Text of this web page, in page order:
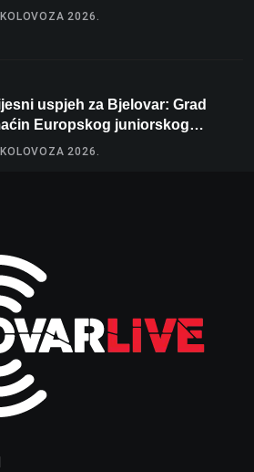
u Bjelovaru
2026.
uspjeh za Bjelovar: Grad
Europskog juniorskog
u plivanju 2027!
2026.